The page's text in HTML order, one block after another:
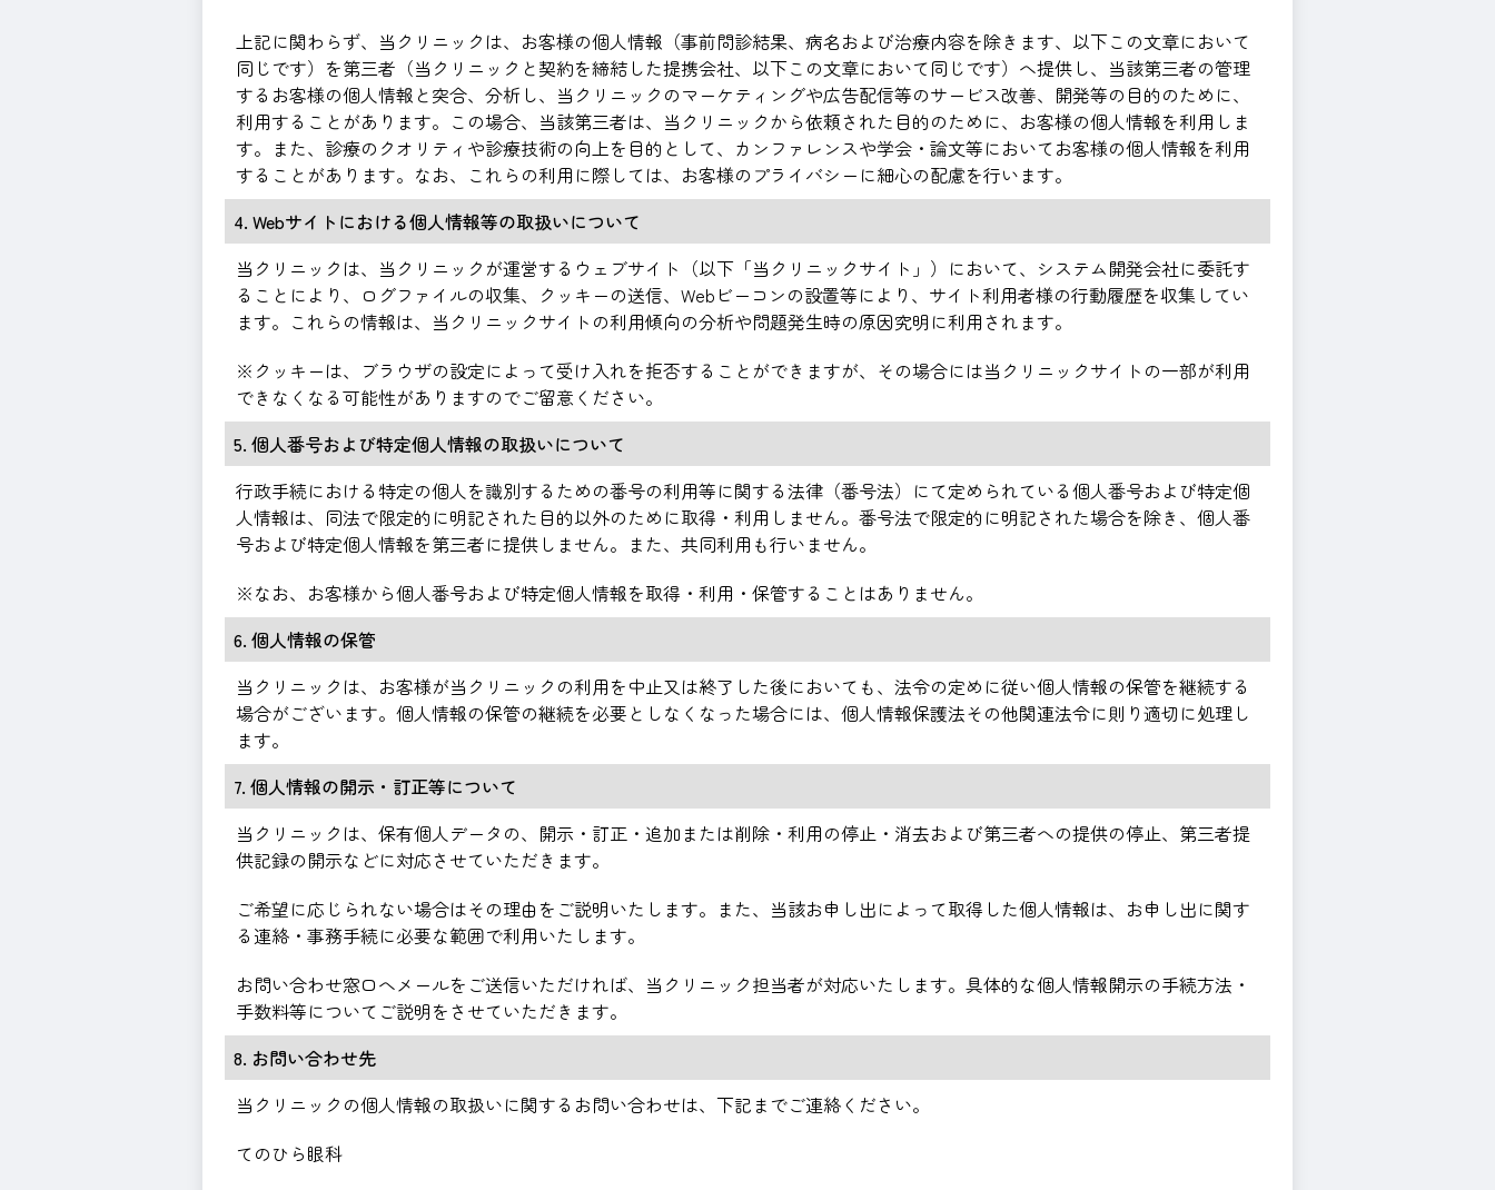
上記に関わらず、当クリニックは、お客様の個人情報（事前問診結果、病名および治療内容を除きます、以下この文章において
同じです）を第三者（当クリニックと契約を締結した提携会社、以下この文章において同じです）へ提供し、当該第三者の管理
するお客様の個人情報と突合、分析し、当クリニックのマーケティングや広告配信等のサービス改善、開発等の目的のために、
利用することがあります。この場合、当該第三者は、当クリニックから依頼された目的のために、お客様の個人情報を利用しま
す。また、診療のクオリティや診療技術の向上を目的として、カンファレンスや学会・論文等においてお客様の個人情報を利用
することがあります。なお、これらの利用に際しては、お客様のプライバシーに細心の配慮を行います。
4. Webサイトにおける個人情報等の取扱いについて
当クリニックは、当クリニックが運営するウェブサイト（以下「当クリニックサイト」）において、システム開発会社に委託す
ることにより、ログファイルの収集、クッキーの送信、Webビーコンの設置等により、サイト利用者様の行動履歴を収集してい
ます。これらの情報は、当クリニックサイトの利用傾向の分析や問題発生時の原因究明に利用されます。
※クッキーは、ブラウザの設定によって受け入れを拒否することができますが、その場合には当クリニックサイトの一部が利用
できなくなる可能性がありますのでご留意ください。
5. 個人番号および特定個人情報の取扱いについて
行政手続における特定の個人を識別するための番号の利用等に関する法律（番号法）にて定められている個人番号および特定個
人情報は、同法で限定的に明記された目的以外のために取得・利用しません。番号法で限定的に明記された場合を除き、個人番
号および特定個人情報を第三者に提供しません。また、共同利用も行いません。
※なお、お客様から個人番号および特定個人情報を取得・利用・保管することはありません。
6. 個人情報の保管
当クリニックは、お客様が当クリニックの利用を中止又は終了した後においても、法令の定めに従い個人情報の保管を継続する
場合がございます。個人情報の保管の継続を必要としなくなった場合には、個人情報保護法その他関連法令に則り適切に処理し
ます。
7. 個人情報の開示・訂正等について
当クリニックは、保有個人データの、開示・訂正・追加または削除・利用の停止・消去および第三者への提供の停止、第三者提
供記録の開示などに対応させていただきます。
ご希望に応じられない場合はその理由をご説明いたします。また、当該お申し出によって取得した個人情報は、お申し出に関す
る連絡・事務手続に必要な範囲で利用いたします。
お問い合わせ窓口へメールをご送信いただければ、当クリニック担当者が対応いたします。具体的な個人情報開示の手続方法・
手数料等についてご説明をさせていただきます。
8. お問い合わせ先
当クリニックの個人情報の取扱いに関するお問い合わせは、下記までご連絡ください。
てのひら眼科